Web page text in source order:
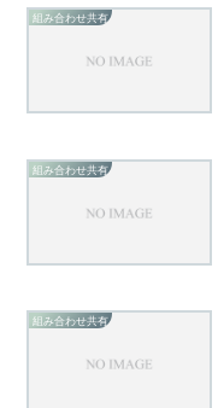
組み合わせ共有
組み合わせ共有
組み合わせ共有